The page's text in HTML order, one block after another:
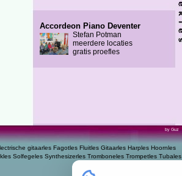
Accordeon Piano Deventer
Stefan Potman
meerdere locaties
gratis proefles
by Guz
gitaarles Fagotles Fluitles Gitaarles Harples Hoornles
Solfegeles Synthesizerles Tromboneles Trompetles Tubales